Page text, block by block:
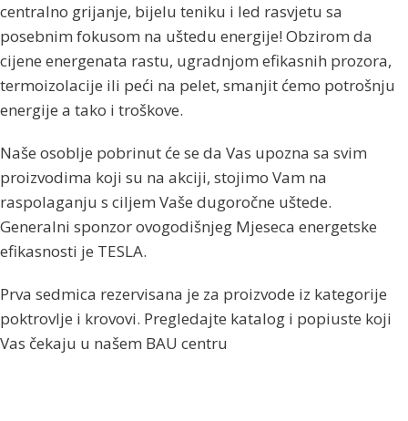
centralno grijanje, bijelu teniku i led rasvjetu sa
posebnim fokusom na uštedu energije! Obzirom da
cijene energenata rastu, ugradnjom efikasnih prozora,
termoizolacije ili peći na pelet, smanjit ćemo potrošnju
energije a tako i troškove.
Naše osoblje pobrinut će se da Vas upozna sa svim
proizvodima koji su na akciji, stojimo Vam na
raspolaganju s ciljem Vaše dugoročne uštede.
Generalni sponzor ovogodišnjeg Mjeseca energetske
efikasnosti je TESLA.
Prva sedmica rezervisana je za proizvode iz kategorije
poktrovlje i krovovi. Pregledajte katalog i popiuste koji
Vas čekaju u našem BAU centru